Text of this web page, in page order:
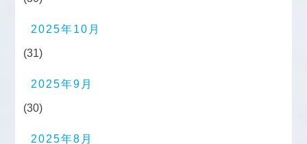
2025年10月
(31)
2025年9月
(30)
2025年8月